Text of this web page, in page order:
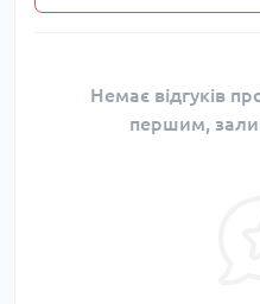
Немає відгуків
першим,